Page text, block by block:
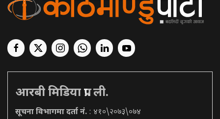
आरबी मिडिया प्रा. ली.
सूचना विभागमा दर्ता नं. : ४१०\२०७३\०७४